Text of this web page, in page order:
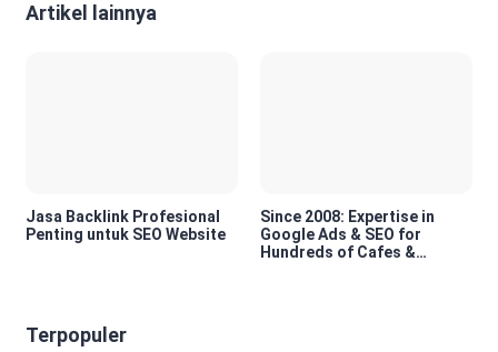
Artikel lainnya
Jasa Backlink Profesional
Penting untuk SEO Website
Since 2008: Expertise in
Google Ads & SEO for
Hundreds of Cafes &
Terpopuler